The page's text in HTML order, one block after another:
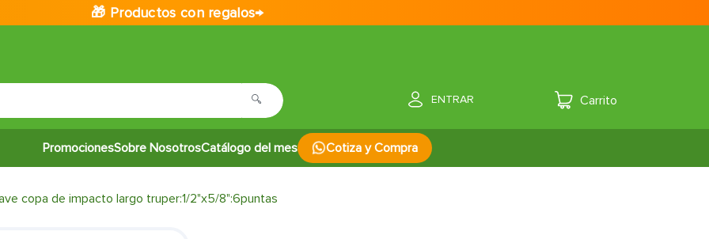
🎁 Productos con regalos→
ENTRAR
PromocionesSobre NosotrosCatálogo del mes Cotiza y Compra
copa de impacto largo truper:1/2"x5/8":6puntas